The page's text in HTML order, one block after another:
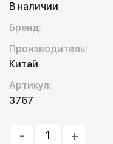
В наличии
Бренд:
Производитель:
Китай
Артикул:
3767
- +